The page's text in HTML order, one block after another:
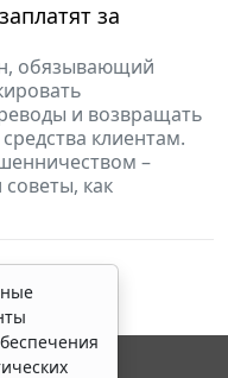
за
обязывающий
и возвращать
клиентам.
–
как